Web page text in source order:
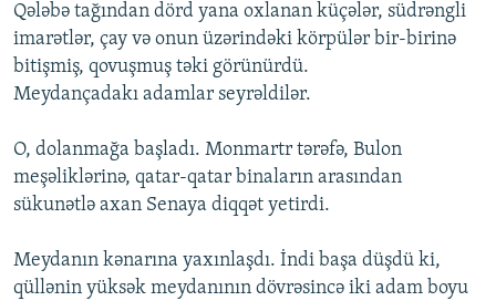
Qələbə tağından dörd yana oxlanan küçələr, südrəngli
imarətlər, çay və onun üzərindəki körpülər bir-birinə
bitişmiş, qovuşmuş təki görünürdü.
Meydançadakı adamlar seyrəldilər.
O, dolanmağa başladı. Monmartr tərəfə, Bulon
meşəliklərinə, qatar-qatar binaların arasından
sükunətlə axan Senaya diqqət yetirdi.
Meydanın kənarına yaxınlaşdı. İndi başa düşdü ki,
qüllənin yüksək meydanının dövrəsincə iki adam boyu